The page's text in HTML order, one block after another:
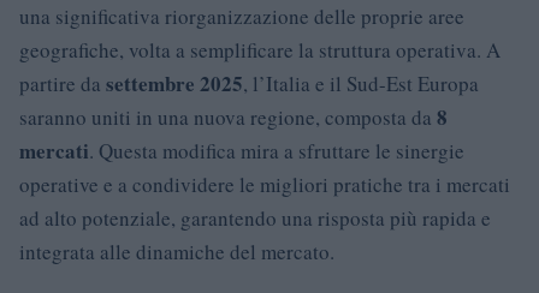
una significativa riorganizzazione delle proprie aree
geografiche, volta a semplificare la struttura operativa. A
partire da settembre 2025, l’Italia e il Sud-Est Europa
saranno uniti in una nuova regione, composta da 8
mercati. Questa modifica mira a sfruttare le sinergie
operative e a condividere le migliori pratiche tra i mercati
ad alto potenziale, garantendo una risposta più rapida e
integrata alle dinamiche del mercato.